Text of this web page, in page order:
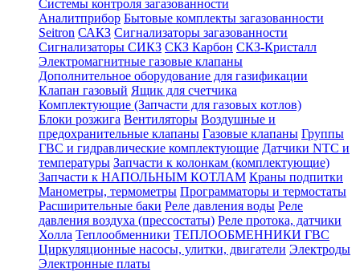
Системы контроля загазованности
Аналитприбор Бытовые комплекты загазованности
Seitron САКЗ Сигнализаторы загазованности
Сигнализаторы СИКЗ СКЗ Карбон СКЗ-Кристалл
Электромагнитные газовые клапаны
Дополнительное оборудование для газификации
Клапан газовый Ящик для счетчика
Комплектующие (Запчасти для газовых котлов)
Блоки розжига Вентиляторы Воздушные и
предохранительные клапаны Газовые клапаны Группы
ГВС и гидравлические комплектующие Датчики NTC и
температуры Запчасти к колонкам (комплектующие)
Запчасти к НАПОЛЬНЫМ КОТЛАМ Краны подпитки
Манометры, термометры Программаторы и термостаты
Расширительные баки Реле давления воды Реле
давления воздуха (прессостаты) Реле протока, датчики
Холла Теплообменники ТЕПЛООБМЕННИКИ ГВС
Циркуляционные насосы, улитки, двигатели Электроды
Электронные платы